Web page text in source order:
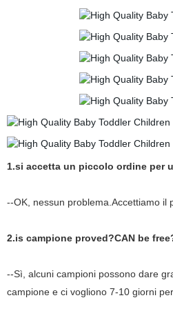
1.si accetta un piccolo ordine per
--OK, nessun problema.Accettiamo
2.is campione proved?CAN be
--Sì, alcuni campioni possono dare
campione e ci vogliono 7-10 giorni